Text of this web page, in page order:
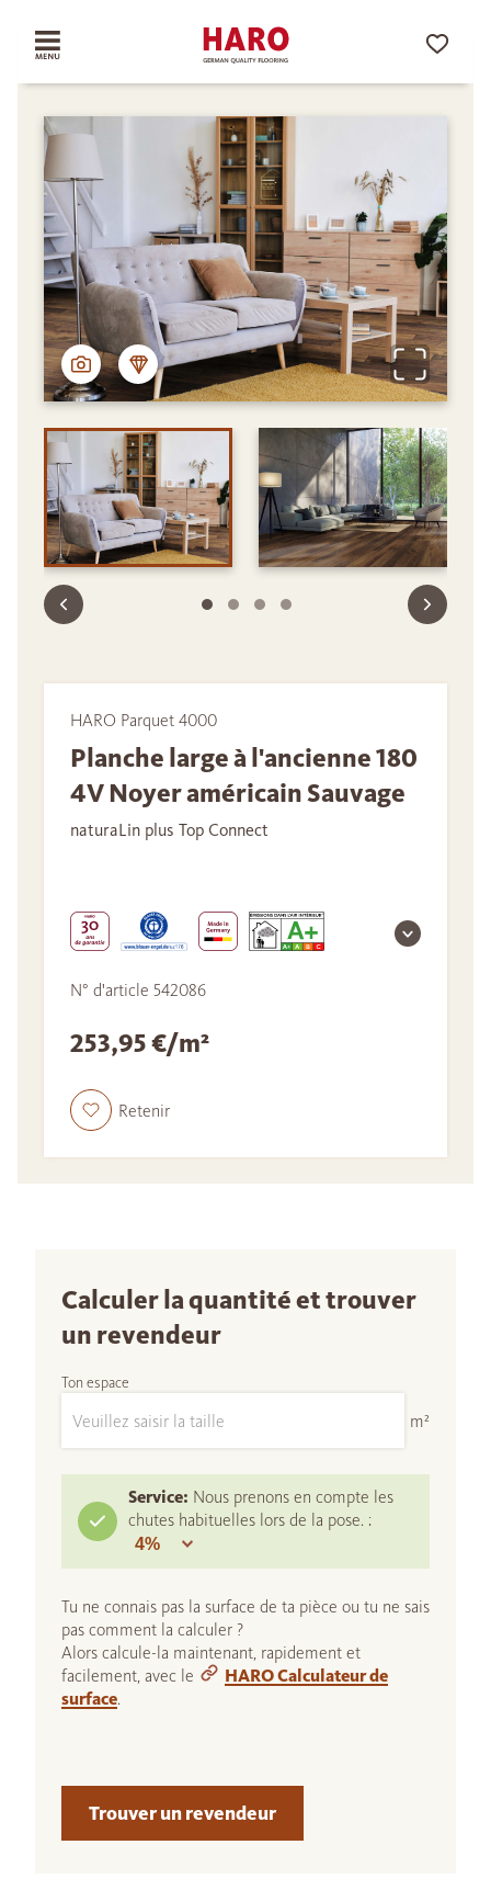
HARO Parquet 4000
Planche large à l'ancienne 180
4V Noyer américain Sauvage
naturaLin plus Top Connect
N° d'article 542086
253,95 €/m²
Retenir
Calculer la quantité et trouver
un revendeur
Ton espace
m²
Service: Nous prenons en compte les
chutes habituelles lors de la pose. :
Tu ne connais pas la surface de ta pièce ou tu ne sais
pas comment la calculer ?
Alors calcule-la maintenant, rapidement et
facilement, avec le
HARO Calculateur de
surface.
Trouver un revendeur